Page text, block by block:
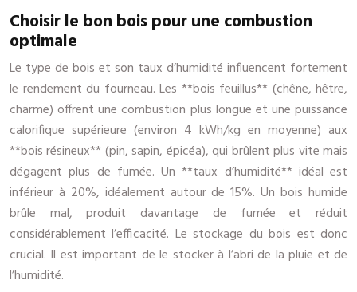
Choisir le bon bois pour une combustion
optimale
Le type de bois et son taux d’humidité influencent fortement
le rendement du fourneau. Les **bois feuillus** (chêne, hêtre,
charme) offrent une combustion plus longue et une puissance
calorifique supérieure (environ 4 kWh/kg en moyenne) aux
**bois résineux** (pin, sapin, épicéa), qui brûlent plus vite mais
dégagent plus de fumée. Un **taux d’humidité** idéal est
inférieur à 20%, idéalement autour de 15%. Un bois humide
brûle mal, produit davantage de fumée et réduit
considérablement l’efficacité. Le stockage du bois est donc
crucial. Il est important de le stocker à l’abri de la pluie et de
l’humidité.